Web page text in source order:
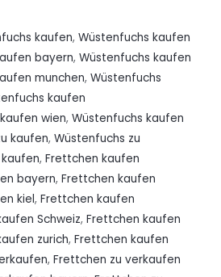
kaufen, Wüstenfuchs kaufen
bayern, Wüstenfuchs kaufen
munchen, Wüstenfuchs
kaufen
wien, Wüstenfuchs kaufen
kaufen, Wüstenfuchs zu
, Frettchen kaufen
bayern, Frettchen kaufen
kiel, Frettchen kaufen
Schweiz, Frettchen kaufen
zurich, Frettchen kaufen
, Frettchen zu verkaufen